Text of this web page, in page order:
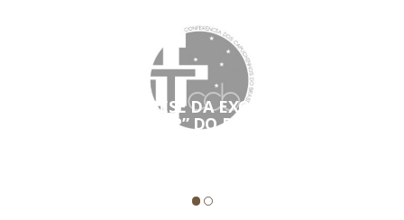
CONFIRA A SÍNTESE DA EXORTAÇÃO “A
ALEGRIA DO AMOR” DO PAPA FRANCISCO